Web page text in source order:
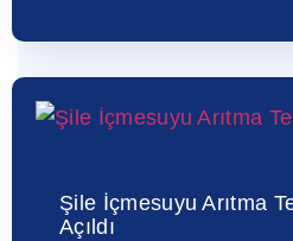
Şile İçmesuyu Arıtma
Açıldı